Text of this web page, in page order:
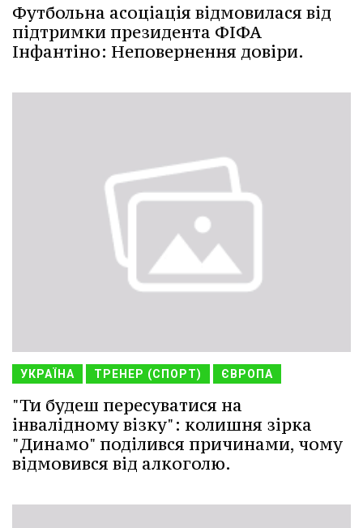
Футбольна асоціація відмовилася від
підтримки президента ФІФА
Інфантіно: Неповернення довіри.
УКРАЇНА ТРЕНЕР (СПОРТ) ЄВРОПА
"Ти будеш пересуватися на
інвалідному візку": колишня зірка
"Динамо" поділився причинами, чому
відмовився від алкоголю.